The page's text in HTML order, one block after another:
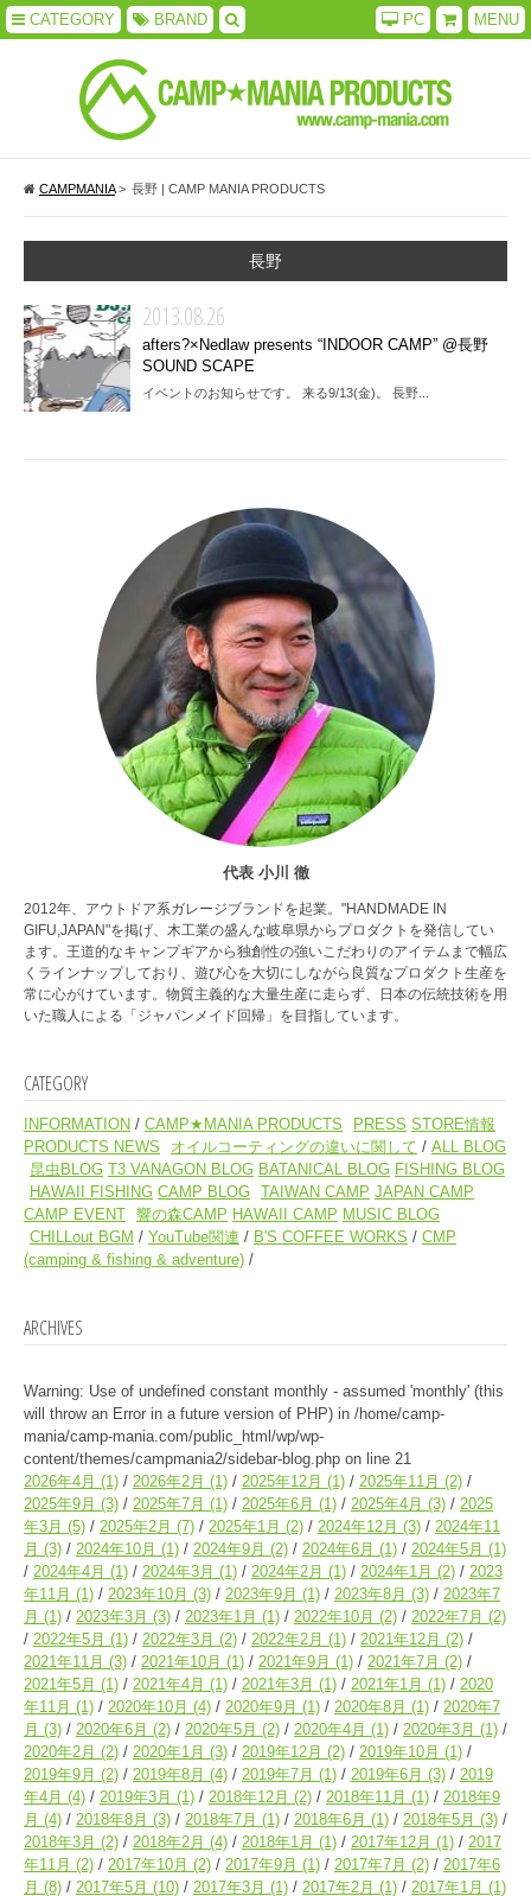
CATEGORY BRAND MENU
PC
CAMPMANIA> 長野 | CAMP MANIA PRODUCTS
長野
2013.08.26
afters?×Nedlaw presents “INDOOR CAMP” @長野
SOUND SCAPE
イベントのお知らせです。 来る9/13(金)。 長野...
代表 小川 徹
2012年、アウトドア系ガレージブランドを起業。"HANDMADE IN
GIFU,JAPAN"を掲げ、木工業の盛んな岐阜県からプロダクトを発信してい
ます。王道的なキャンプギアから独創性の強いこだわりのアイテムまで幅広
くラインナップしており、遊び心を大切にしながら良質なプロダクト生産を
常に心がけています。物質主義的な大量生産に走らず、日本の伝統技術を用
いた職人による「ジャパンメイド回帰」を目指しています。
CATEGORY
INFORMATION CAMP★MANIA PRODUCTS PRESS STORE情報
PRODUCTS NEWS
オイルコーティングの違いに関して
ALL BLOG
昆虫BLOG T3 VANAGON BLOG BATANICAL BLOG FISHING BLOG
HAWAII FISHING CAMP BLOG TAIWAN CAMP JAPAN CAMP
CAMP EVENT 響の森CAMP HAWAII CAMP MUSIC BLOG
CHILLout BGM
YouTube関連 B'S COFFEE WORKS
CMP
(camping & fishing & adventure)
ARCHIVES
Warning: Use of undefined constant monthly - assumed 'monthly' (this
will throw an Error in a future version of PHP) in /home/camp-
mania/camp-mania.com/public_html/wp/wp-
content/themes/campmania2/sidebar-blog.php on line 21
2026年4月 (1) 2026年2月 (1) 2025年12月 (1) 2025年11月 (2)
2025年9月 (3) 2025年7月 (1) 2025年6月 (1) 2025年4月 (3)
2025
年3月 (5) 2025年2月 (7) 2025年1月 (2) 2024年12月 (3)
2024年11
月 (3) 2024年10月 (1) 2024年9月 (2) 2024年6月 (1) 2024年5月 (1)
2024年4月 (1) 2024年3月 (1) 2024年2月 (1) 2024年1月 (2)
2023
年11月 (1) 2023年10月 (3) 2023年9月 (1) 2023年8月 (3)
2023年7
月 (1) 2023年3月 (3) 2023年1月 (1) 2022年10月 (2) 2022年7月 (2)
2022年5月 (1) 2022年3月 (2) 2022年2月 (1) 2021年12月 (2)
2021年11月 (3) 2021年10月 (1) 2021年9月 (1) 2021年7月 (2)
2021年5月 (1) 2021年4月 (1) 2021年3月 (1) 2021年1月 (1)
2020
年11月 (1) 2020年10月 (4) 2020年9月 (1) 2020年8月 (1)
2020年7
月 (3) 2020年6月 (2) 2020年5月 (2) 2020年4月 (1) 2020年3月 (1)
2020年2月 (2) 2020年1月 (3) 2019年12月 (2) 2019年10月 (1)
2019年9月 (2) 2019年8月 (4) 2019年7月 (1) 2019年6月 (3)
2019
年4月 (4) 2019年3月 (1) 2018年12月 (2) 2018年11月 (1)
2018年9
月 (4) 2018年8月 (3) 2018年7月 (1) 2018年6月 (1) 2018年5月 (3)
2018年3月 (2) 2018年2月 (4) 2018年1月 (1) 2017年12月 (1)
2017
年11月 (2) 2017年10月 (2) 2017年9月 (1) 2017年7月 (2)
2017年6
月 (8) 2017年5月 (10) 2017年3月 (1) 2017年2月 (1) 2017年1月 (1)